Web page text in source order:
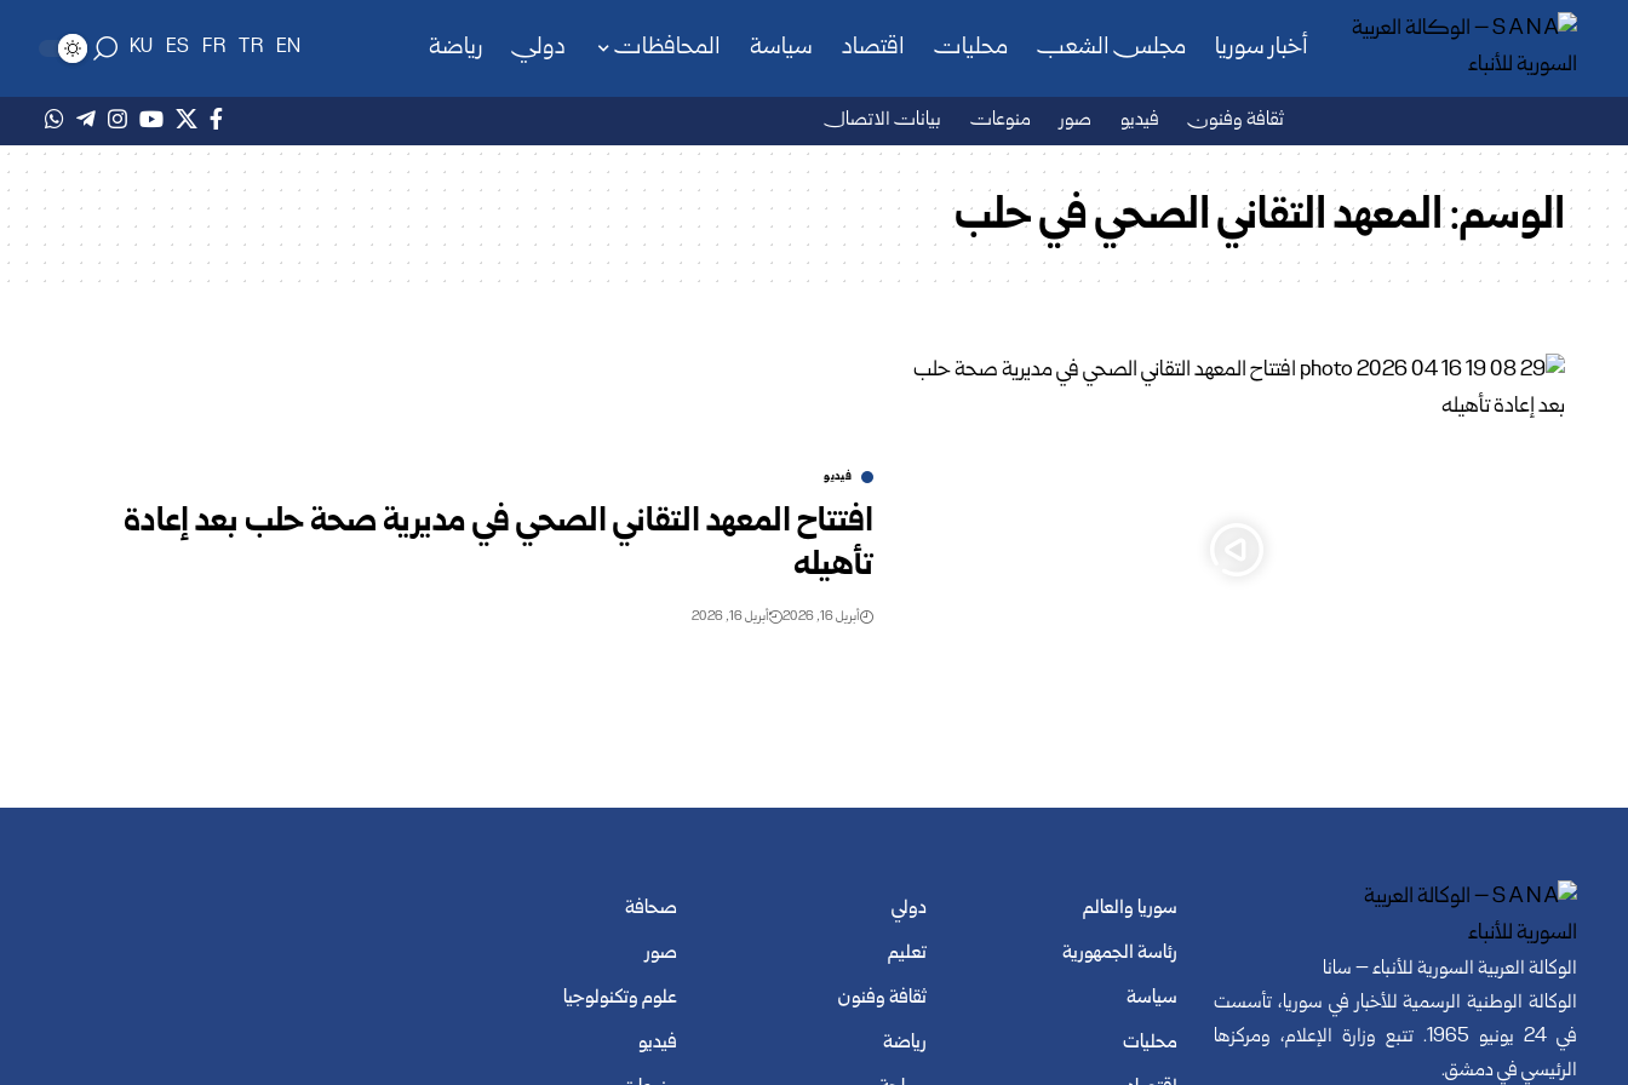
أخبار سوريا مجلس الشعب محليات اقتصاد سياسة المحافظات دولي رياضة EN
TR
FR
ES
KU
ثقافة وفنون فيديو صور منوعات بيانات الاتصال
الوسم:المعهد التقاني الصحي في حلب
فيديو
افتتاح المعهد التقاني الصحي في مديرية صحة حلب بعد إعادة
تأهيله
أبريل 16, 2026 أبريل 16, 2026
الوكالة العربية السورية للأنباء – سانا
الوكالة الوطنية الرسمية للأخبار في سوريا، تأسست
في 24 يونيو 1965. تتبع وزارة الإعلام، ومركزها
الرئيسي في دمشق.
سوريا والعالم
رئاسة الجمهورية
سياسة
محليات
دولي
تعليم
ثقافة وفنون
رياضة
صحافة
صور
علوم وتكنولوجيا
فيديو